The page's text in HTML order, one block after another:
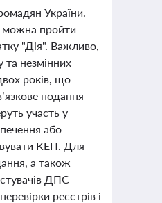
України.
можна пройти
"Дія". Важливо,
та незмінних
років, що
подання
участь у
або
КЕП. Для
а також
ДПС
реєстрів і